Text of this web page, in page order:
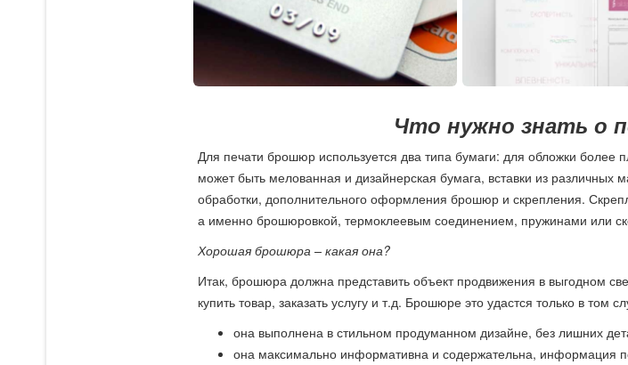
Что нужно знать о
Для печати брошюр используется два типа бумаги: для обложки более
может быть мелованная и дизайнерская бумага, вставки из
обработки, дополнительного оформления брошюр и скрепления.
а именно брошюровкой, термоклеевым соединением, пружинами или
Хорошая брошюра – какая она?
Итак, брошюра должна представить объект продвижения в выгодном
купить товар, заказать услугу и т.д. Брошюре это удастся только в том
она выполнена в стильном продуманном дизайне, без лишних
она максимально информативна и содержательна, информация